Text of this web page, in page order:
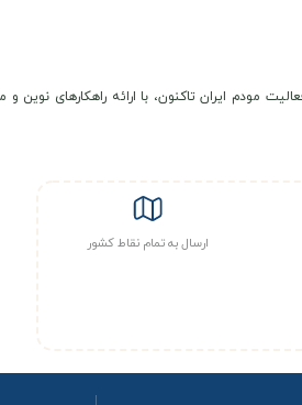
مودم ایران تاکنون، با ارائه راهکارهای
ارسال به تمام نقاط کشور